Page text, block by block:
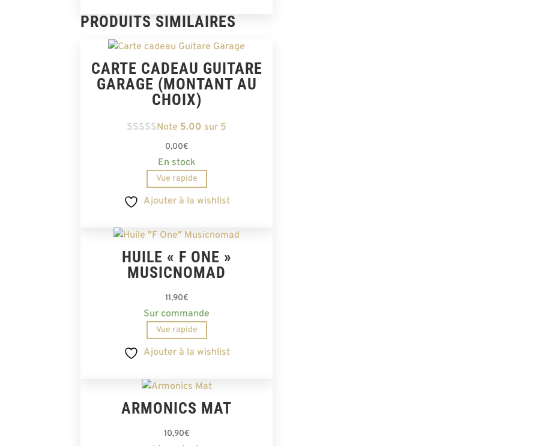
PRODUITS SIMILAIRES
CARTE CADEAU GUITARE
GARAGE (MONTANT AU
CHOIX)
Note 5.00 sur 5
0,00€
En stock
Vue rapide
Ajouter à la wishlist
HUILE « F ONE »
MUSICNOMAD
11,90€
Sur commande
Vue rapide
Ajouter à la wishlist
ARMONICS MAT
10,90€